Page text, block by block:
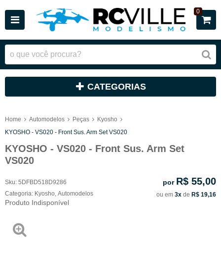
0
CATEGORIAS
Home Automodelos Peças
Kyosho
KYOSHO - VS020 - Front Sus. Arm Set VS020
KYOSHO - VS020 - Front Sus. Arm Set
VS020
Sku: 5DFBD518D9286
Categoria: Kyosho Automodelos
Produto Indisponível
por R$ 55,00
ou em 3x de R$ 19,16